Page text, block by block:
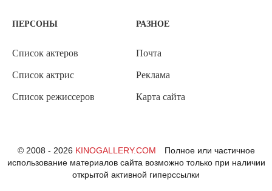
ПЕРСОНЫ
Список актеров
Список актрис
Список режиссеров
РАЗНОЕ
Почта
Реклама
Карта сайта
© 2008 - 2026 KINOGALLERY.COM
Полное или частичное
использование материалов сайта возможно только при наличии
открытой активной гиперссылки